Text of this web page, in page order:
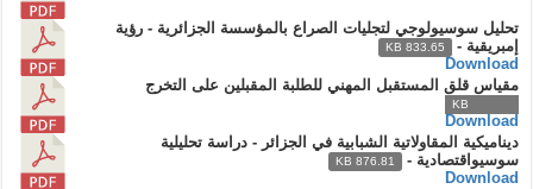
تحليل سوسيولوجي لتجليات الصراع بالمؤسسة الجزائرية - رؤية
إمبريقية -
833.65 KB
Download
مقياس قلق المستقبل المهني للطلبة المقبلين على التخرج
Download
ديناميكية المقاولاتية الشبابية في الجزائر - دراسة تحليلية
سوسيواقتصادية -
876.81 KB
Download